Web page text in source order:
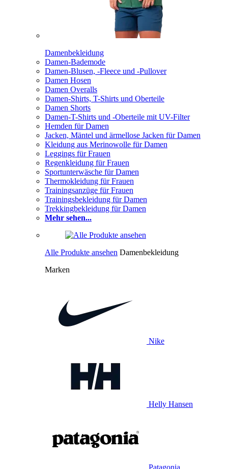
Damenbekleidung
Damen-Bademode
Damen-Blusen, -Fleece und -Pullover
Damen Hosen
Damen Overalls
Damen-Shirts, T-Shirts und Oberteile
Damen Shorts
Damen-T-Shirts und -Oberteile mit UV-Filter
Hemden für Damen
Jacken, Mäntel und ärmellose Jacken für Damen
Kleidung aus Merinowolle für Damen
Leggings für Frauen
Regenkleidung für Frauen
Sportunterwäsche für Damen
Thermokleidung für Frauen
Trainingsanzüge für Frauen
Trainingsbekleidung für Damen
Trekkingbekleidung für Damen
Mehr sehen...
Alle Produkte ansehen Damenbekleidung
Marken
Nike
Helly Hansen
Patagonia